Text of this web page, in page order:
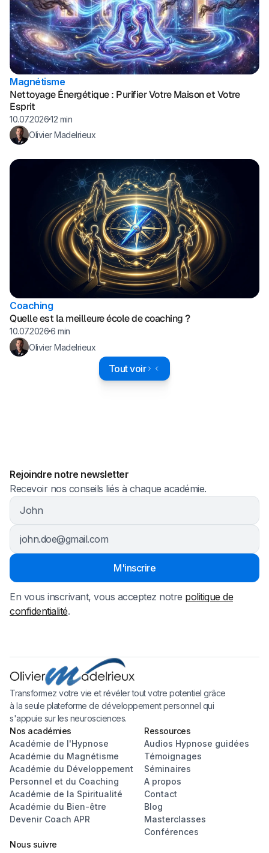
Magnétisme
Nettoyage Énergétique : Purifier Votre Maison et Votre
Esprit
10.07.202612 min
Olivier Madelrieux
Coaching
Quelle est la meilleure école de coaching ?
10.07.20266 min
Olivier Madelrieux
Tout voir
Rejoindre notre newsletter
Recevoir nos conseils liés à chaque académie.
En vous inscrivant, vous acceptez notre politique de
confidentialité.
Transformez votre vie et révéler tout votre potentiel grâce
à la seule plateforme de développement personnel qui
s'appuie sur les neurosciences.
Nos académies
Académie de l'Hypnose
Académie du Magnétisme
Académie du Développement
Personnel et du Coaching
Académie de la Spiritualité
Académie du Bien-être
Devenir Coach APR
Ressources
Audios Hypnose guidées
Témoignages
Séminaires
A propos
Contact
Blog
Masterclasses
Conférences
Nous suivre